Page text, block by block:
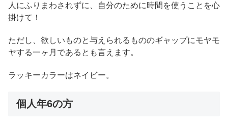
人にふりまわされずに、自分のために時間を使うことを心
掛けて！
ただし、欲しいものと与えられるもののギャップにモヤモ
ヤする一ヶ月であるとも言えます。
ラッキーカラーはネイビー。
個人年6の方